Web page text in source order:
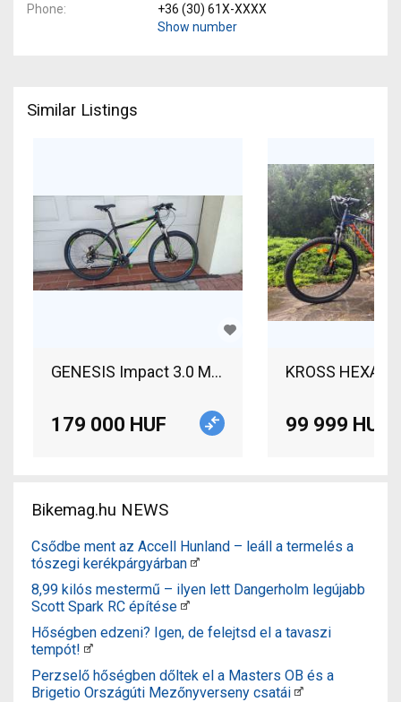
Phone
+36 (30) 61X-XXXX
Show number
Similar Listings
GENESIS Impact 3.0 Mountain Bike 29" front
179 000 HUF
KROSS
99 999 HUF
Bikemag.hu NEWS
Csődbe ment az Accell Hunland – leáll a termelés a
tószegi kerékpárgyárban
8,99 kilós mestermű – ilyen lett Dangerholm legújabb
Scott Spark RC építése
Hőségben edzeni? Igen, de felejtsd el a tavaszi
tempót!
Perzselő hőségben dőltek el a Masters OB és a
Brigetio Országúti Mezőnyverseny csatái